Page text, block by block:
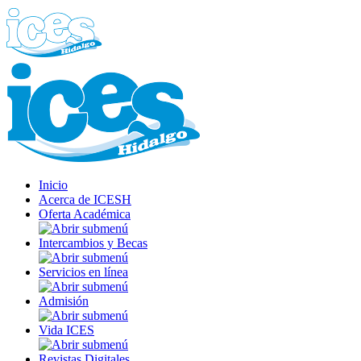
Inicio
Acerca de ICESH
Oferta Académica
Intercambios y Becas
Servicios en línea
Admisión
Vida ICES